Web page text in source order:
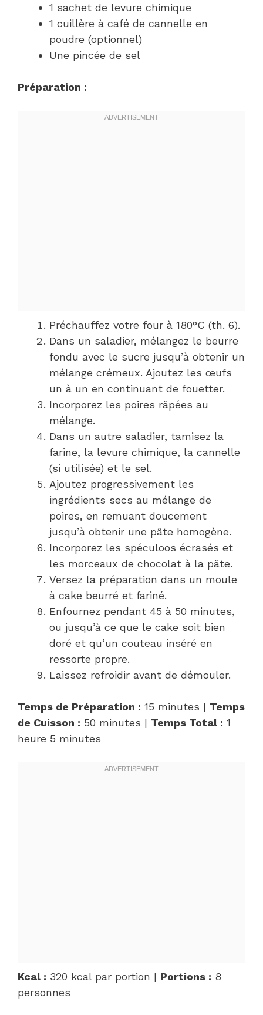
1 sachet de levure chimique
1 cuillère à café de cannelle en
poudre (optionnel)
Une pincée de sel
Préparation :
Préchauffez votre four à 180°C (th. 6).
Dans un saladier, mélangez le beurre
fondu avec le sucre jusqu’à obtenir un
mélange crémeux. Ajoutez les œufs
un à un en continuant de fouetter.
Incorporez les poires râpées au
mélange.
Dans un autre saladier, tamisez la
farine, la levure chimique, la cannelle
(si utilisée) et le sel.
Ajoutez progressivement les
ingrédients secs au mélange de
poires, en remuant doucement
jusqu’à obtenir une pâte homogène.
Incorporez les spéculoos écrasés et
les morceaux de chocolat à la pâte.
Versez la préparation dans un moule
à cake beurré et fariné.
Enfournez pendant 45 à 50 minutes,
ou jusqu’à ce que le cake soit bien
doré et qu’un couteau inséré en
ressorte propre.
Laissez refroidir avant de démouler.
Temps de Préparation : 15 minutes | Temps
de Cuisson : 50 minutes | Temps Total : 1
heure 5 minutes
Kcal : 320 kcal par portion | Portions : 8
personnes